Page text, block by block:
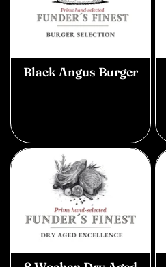
Black Angus Burger